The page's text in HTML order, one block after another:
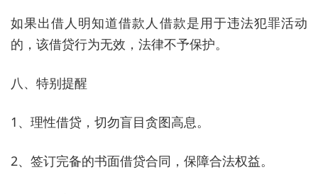
如果出借人明知道借款人借款是用于违法犯罪活动
的，该借贷行为无效，法律不予保护。
八、特别提醒
1、理性借贷，切勿盲目贪图高息。
2、签订完备的书面借贷合同，保障合法权益。